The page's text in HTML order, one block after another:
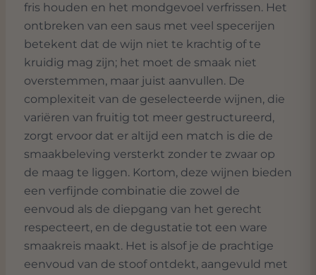
fris houden en het mondgevoel verfrissen. Het
ontbreken van een saus met veel specerijen
betekent dat de wijn niet te krachtig of te
kruidig mag zijn; het moet de smaak niet
overstemmen, maar juist aanvullen. De
complexiteit van de geselecteerde wijnen, die
variëren van fruitig tot meer gestructureerd,
zorgt ervoor dat er altijd een match is die de
smaakbeleving versterkt zonder te zwaar op
de maag te liggen. Kortom, deze wijnen bieden
een verfijnde combinatie die zowel de
eenvoud als de diepgang van het gerecht
respecteert, en de degustatie tot een ware
smaakreis maakt. Het is alsof je de prachtige
eenvoud van de stoof ontdekt, aangevuld met